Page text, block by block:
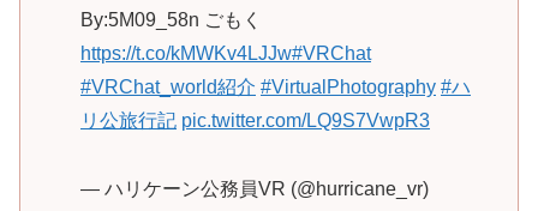
By:5M09_58n ごもく
https://t.co/kMWKv4LJJw#VRChat
#VRChat_world紹介 #VirtualPhotography #ハ
リ公旅行記 pic.twitter.com/LQ9S7VwpR3
— ハリケーン公務員VR (@hurricane_vr)